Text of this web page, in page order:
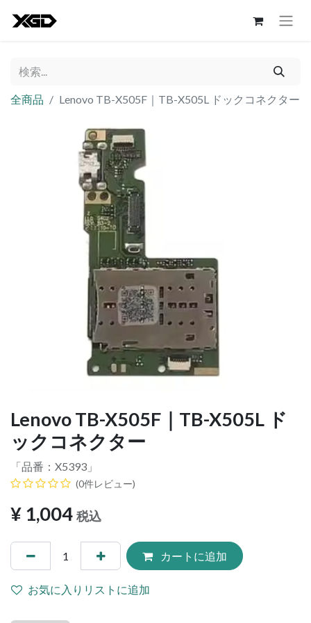
全商品 Lenovo TB-X505F｜TB-X505L ドックコネクター
Lenovo TB-X505F｜TB-X505L ド
ックコネクター
「品番： X5393 」
(0件レビュー)
¥ 1,004 税込
カートに追加
お気に入りリストに追加